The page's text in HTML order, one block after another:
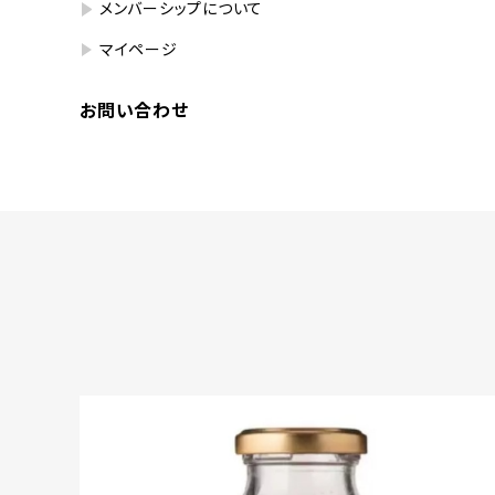
メンバーシップについて
マイページ
お問い合わせ